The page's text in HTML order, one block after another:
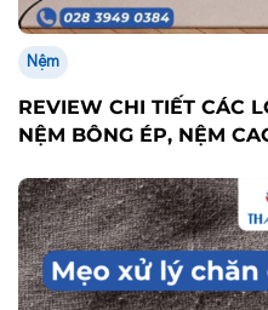
Nệm
REVIEW CHI TIẾT CÁC
NỆM BÔNG ÉP, NỆM